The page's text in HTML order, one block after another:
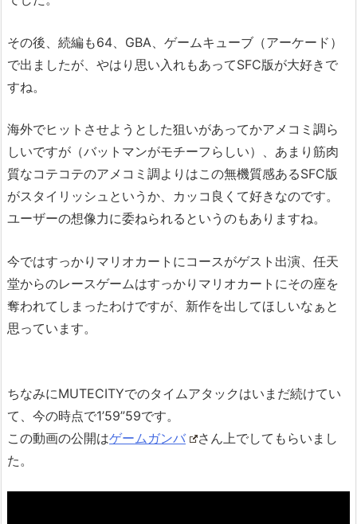
その後、続編も64、GBA、ゲームキューブ（アーケード）
で出ましたが、やはり思い入れもあってSFC版が大好きで
すね。
海外でヒットさせようとした狙いがあってかアメコミ調ら
しいですが（バットマンがモチーフらしい）、あまり筋肉
質なコテコテのアメコミ調よりはこの無機質感あるSFC版
がスタイリッシュというか、カッコ良くて好きなのです。
ユーザーの想像力に委ねられるというのもありますね。
今ではすっかりマリオカートにコースがゲスト出演、任天
堂からのレースゲームはすっかりマリオカートにその座を
奪われてしまったわけですが、新作を出してほしいなぁと
思っています。
ちなみにMUTECITYでのタイムアタックはいまだ続けてい
て、今の時点で1’59”59です。
この動画の公開はゲームガンバ
さん上でしてもらいまし
た。